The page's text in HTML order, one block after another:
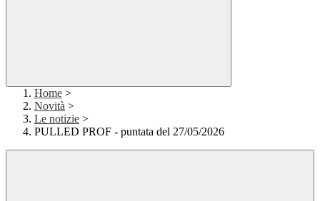
Home >
Novità >
Le notizie >
PULLED PROF - puntata del 27/05/2026